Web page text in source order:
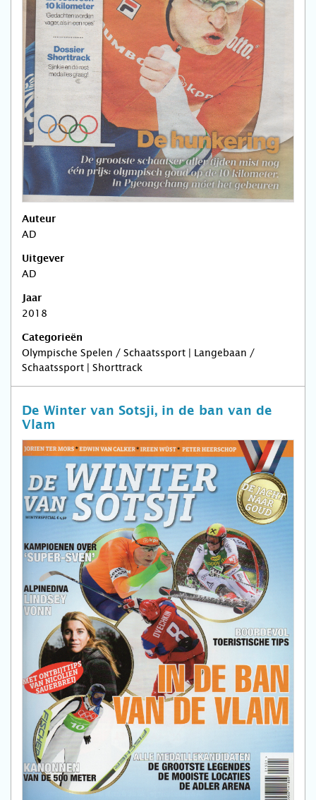
Auteur
AD
Uitgever
AD
Jaar
2018
Categorieën
Olympische Spelen / Schaatssport | Langebaan /
Schaatssport | Shorttrack
De Winter van Sotsji, in de ban van de
Vlam